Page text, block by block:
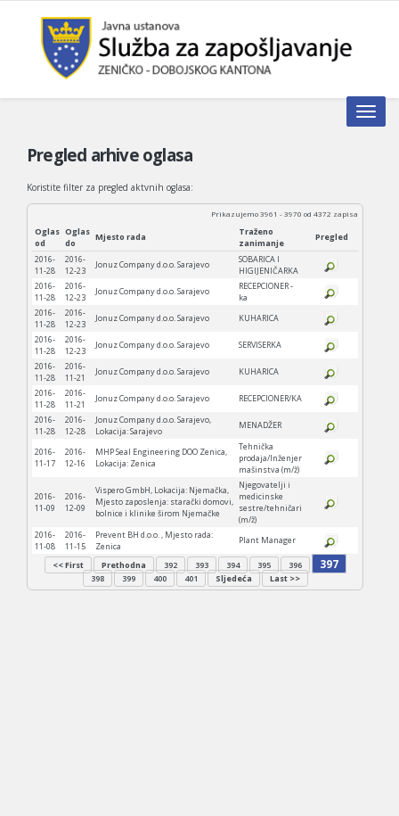
Toggle
Pregled arhive oglasa
Koristite filter za pregled aktvnih oglasa:
Prikazujemo 3961 - 3970 od 4372 zapisa
Oglas
od
Oglas
do
Mjesto rada
Traženo
zanimanje
Pregled
2016-
11-28
2016-
12-23
Jonuz Company d.o.o. Sarajevo
SOBARICA I
HIGIJENIČARKA
2016-
11-28
2016-
12-23
Jonuz Company d.o.o. Sarajevo
RECEPCIONER -
ka
2016-
11-28
2016-
12-23
Jonuz Company d.o.o. Sarajevo
KUHARICA
2016-
11-28
2016-
12-23
Jonuz Company d.o.o. Sarajevo
SERVISERKA
2016-
11-28
2016-
11-21
Jonuz Company d.o.o. Sarajevo
KUHARICA
2016-
11-28
2016-
11-21
Jonuz Company d.o.o. Sarajevo
RECEPCIONER/KA
2016-
11-28
2016-
12-28
Jonuz Company d.o.o. Sarajevo,
Lokacija: Sarajevo
MENADŽER
2016-
11-17
2016-
12-16
MHP Seal Engineering DOO Zenica,
Lokacija: Zenica
Tehnička
prodaja/Inženjer
mašinstva (m/ž)
2016-
11-09
2016-
12-09
Vispero GmbH, Lokacija: Njemačka,
Mjesto zaposlenja: starački domovi,
bolnice i klinike širom Njemačke
Njegovatelji i
medicinske
sestre/tehničari
(m/ž)
2016-
11-08
2016-
11-15
Prevent BH d.o.o. , Mjesto rada:
Zenica
Plant Manager
<< First Prethodna 392 393 394 395 396 397
398 399 400 401 Sljedeća Last >>